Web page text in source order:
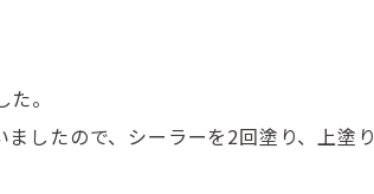
た。
したので、シーラーを2回塗り、上塗り